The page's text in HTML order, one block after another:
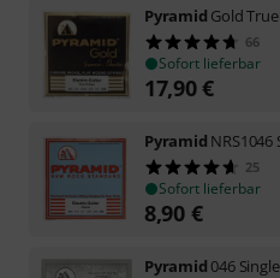
Pyramid Gold
66
Sofort lieferbar
17,90€
Pyramid NRS1046
25
Sofort lieferbar
8,90 €
Pyramid 046